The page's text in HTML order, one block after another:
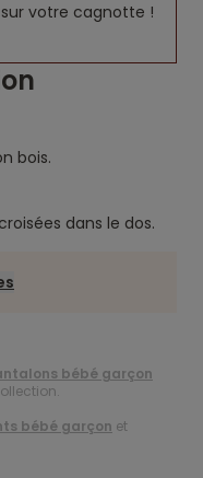
votre cagnotte !
bois.
dans le dos.
bébé garçon
bébé garçon et